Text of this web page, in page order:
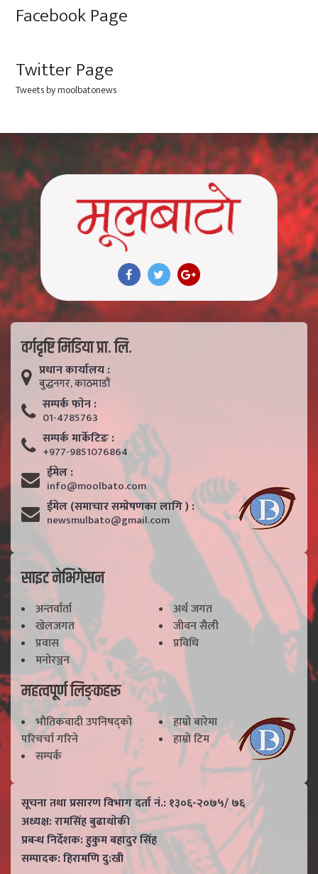
Facebook Page
Twitter Page
Tweets by moolbatonews
वर्गदृष्टि मिडिया प्रा. लि.
प्रधान कार्यालय :
बुद्धनगर, काठमाडाैं
सम्पर्क फाेन :
01-4785763
सम्पर्क मार्केटिङ :
+977-9851076864
ईमेल :
info@moolbato.com
ईमेल (समाचार सम्प्रेषणका लागि ) :
newsmulbato@gmail.com
साइट नेभिगेसन
अन्तर्वार्ता
अर्थ जगत
खेलजगत
जीवन सैली
प्रवास
प्रविधि
मनोरञ्जन
महत्वपूर्ण लिङ्कहरू
भाैतिकवादी उपनिषद्काे
परिचर्चा गरिने
हाम्राे बारेमा
हाम्राे टिम
सम्पर्क
सूचना तथा प्रसारण विभाग दर्ता नं.: १३०६-२०७५/ ७६
अध्यक्ष: रामसिंह बुढाथाेकी
प्रबन्ध निर्देशक: हुकुम बहादुर सिंह
सम्पादक: हिरामणि दु:खी